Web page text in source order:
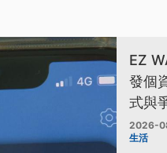
EZ
發個
式與
2026-
生活